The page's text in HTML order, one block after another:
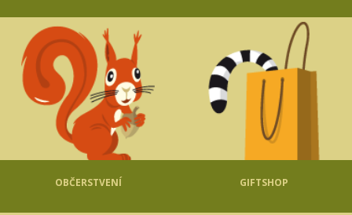
OBČERSTVENÍ GIFTSHOP